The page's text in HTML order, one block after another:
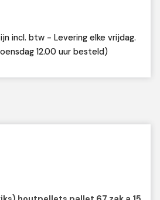
incl. btw - Levering elke vrijdag.
12.00 uur besteld)